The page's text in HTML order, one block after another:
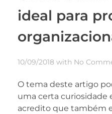
ideal para
10/09/2018 with No
O tema deste artigo
uma certa curiosidade
acredito que também